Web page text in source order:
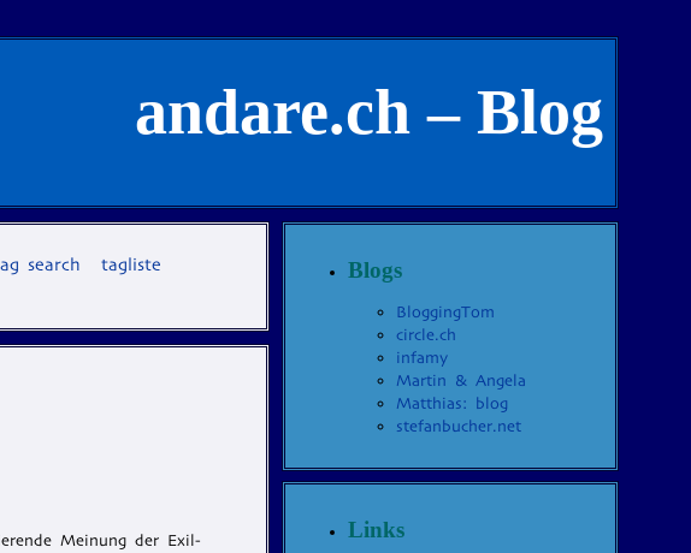
andare.ch – Blog
search
tagliste
Meinung der Exil-
Blogs
BloggingTom
circle.ch
infamy
Martin & Angela
Matthias: blog
stefanbucher.net
Links